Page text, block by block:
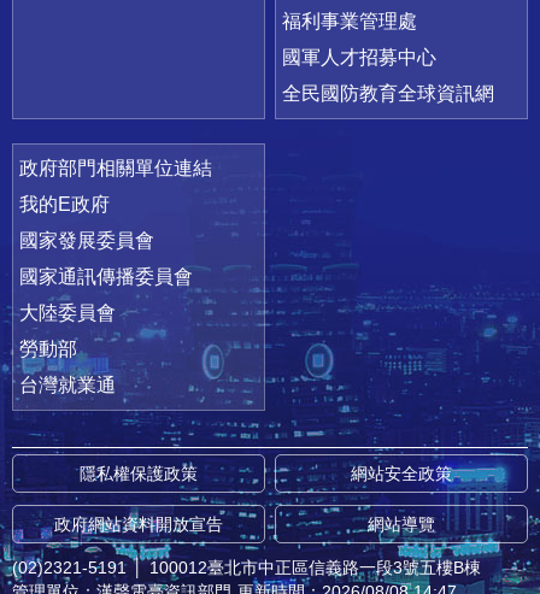
福利事業管理處
國軍人才招募中心
全民國防教育全球資訊網
政府部門相關單位連結
我的E政府
國家發展委員會
國家通訊傳播委員會
大陸委員會
勞動部
台灣就業通
隱私權保護政策 網站安全政策
政府網站資料開放宣告 網站導覽
(02)2321-5191 │ 100012臺北市中正區信義路一段3號五樓B棟